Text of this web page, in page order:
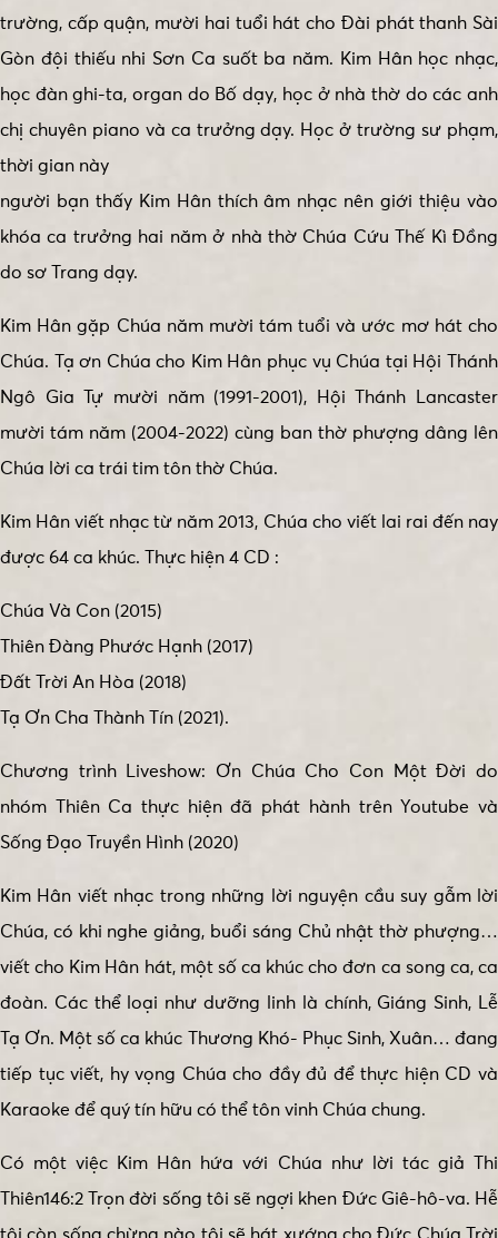
trường, cấp quận, mười hai tuổi hát cho Đài phát thanh Sài
Gòn đội thiếu nhi Sơn Ca suốt ba năm. Kim Hân học nhạc,
học đàn ghi-ta, organ do Bố dạy, học ở nhà thờ do các anh
chị chuyên piano và ca trưởng dạy. Học ở trường sư phạm,
thời gian này
người bạn thấy Kim Hân thích âm nhạc nên giới thiệu vào
khóa ca trưởng hai năm ở nhà thờ Chúa Cứu Thế Kì Đồng
do sơ Trang dạy.
Kim Hân gặp Chúa năm mười tám tuổi và ước mơ hát cho
Chúa. Tạ ơn Chúa cho Kim Hân phục vụ Chúa tại Hội Thánh
Ngô Gia Tự mười năm (1991-2001), Hội Thánh Lancaster
mười tám năm (2004-2022) cùng ban thờ phượng dâng lên
Chúa lời ca trái tim tôn thờ Chúa.
Kim Hân viết nhạc từ năm 2013, Chúa cho viết lai rai đến nay
được 64 ca khúc. Thực hiện 4 CD :
Chúa Và Con (2015)
Thiên Đàng Phước Hạnh (2017)
Đất Trời An Hòa (2018)
Tạ Ơn Cha Thành Tín (2021).
Chương trình Liveshow: Ơn Chúa Cho Con Một Đời do
nhóm Thiên Ca thực hiện đã phát hành trên Youtube và
Sống Đạo Truyền Hình (2020)
Kim Hân viết nhạc trong những lời nguyện cầu suy gẫm lời
Chúa, có khi nghe giảng, buổi sáng Chủ nhật thờ phượng…
viết cho Kim Hân hát, một số ca khúc cho đơn ca song ca, ca
đoàn. Các thể loại như dưỡng linh là chính, Giáng Sinh, Lễ
Tạ Ơn. Một số ca khúc Thương Khó- Phục Sinh, Xuân… đang
tiếp tục viết, hy vọng Chúa cho đầy đủ để thực hiện CD và
Karaoke để quý tín hữu có thể tôn vinh Chúa chung.
Có một việc Kim Hân hứa với Chúa như lời tác giả Thi
Thiên146:2 Trọn đời sống tôi sẽ ngợi khen Đức Giê-hô-va. Hễ